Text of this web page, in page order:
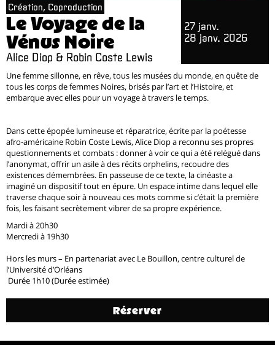
Création, Coproduction
Le Voyage de la
Vénus Noire
Alice Diop & Robin Coste Lewis
27 janv.
28 janv. 2026
Une femme sillonne, en rêve, tous les musées du monde, en quête de
tous les corps de femmes Noires, brisés par l’art et l’Histoire, et
embarque avec elles pour un voyage à travers le temps.
Dans cette épopée lumineuse et réparatrice, écrite par la poétesse
afro-américaine Robin Coste Lewis, Alice Diop a reconnu ses propres
questionnements et combats : donner à voir ce qui a été relégué dans
l’anonymat, offrir un asile à des récits orphelins, recoudre des
existences démembrées. En passeuse de ce texte, la cinéaste a
imaginé un dispositif tout en épure. Un espace intime dans lequel elle
traverse chaque soir à nouveau ces mots comme si c’était la première
fois, les faisant secrètement vibrer de sa propre expérience.
Mardi à 20h30
Mercredi à 19h30
Hors les murs – En partenariat avec Le Bouillon, centre culturel de
l’Université d’Orléans
Durée 1h10 (Durée estimée)
Réserver